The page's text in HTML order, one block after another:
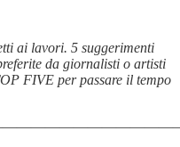
ai lavori. 5 suggerimenti
da giornalisti o artisti
FIVE per passare il tempo